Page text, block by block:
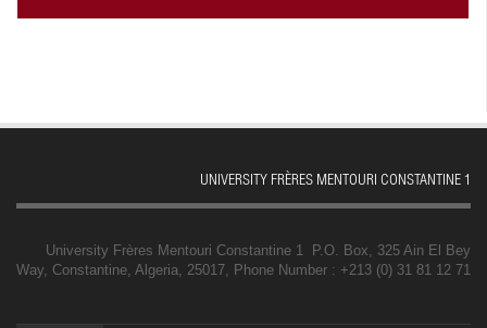
UNIVERSITY FRÈRES MENTOURI CONSTANTINE 1
University Frères Mentouri Constantine 1 P.O. Box, 325 Ain El Bey
Way, Constantine, Algeria, 25017, Phone Number : +213 (0) 31 81 12 71